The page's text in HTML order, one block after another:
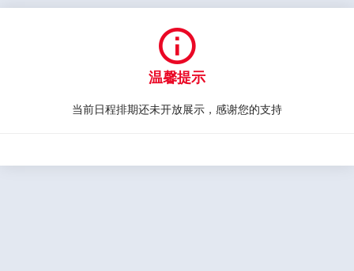

温馨提示
当前日程排期还未开放展示，感谢您的支持